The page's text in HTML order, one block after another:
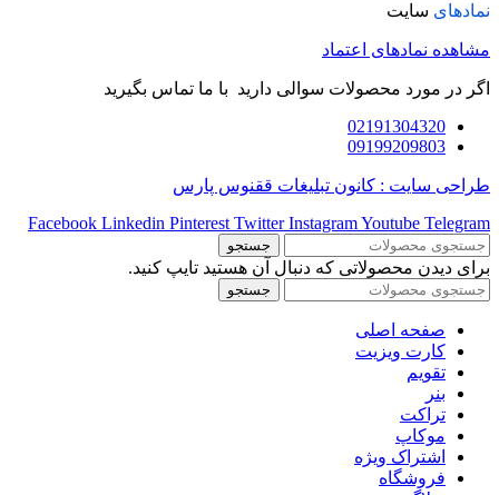
نمادهای سایت
مشاهده نمادهای اعتماد
اگر در مورد محصولات سوالی دارید با ما تماس بگیرید
02191304320
09199209803
طراحی سایت : کانون تبلیغات ققنوس پارس
Facebook Linkedin Pinterest Twitter InstagramYoutube Telegram
جستجو
برای دیدن محصولاتی که دنبال آن هستید تایپ کنید.
جستجو
صفحه اصلی
کارت ویزیت
تقویم
بنر
تراکت
موکاپ
اشتراک ویژه
فروشگاه